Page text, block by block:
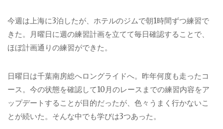
今週は上海に3泊したが、ホテルのジムで朝1時間ずつ練習で
きた。月曜日に週の練習計画を立てて毎日確認することで、
ほぼ計画通りの練習ができた。
日曜日は千葉南房総へロングライドへ。昨年何度も走ったコ
ース。今の状態を確認して10 月のレースまでの練習内容をア
ップデートすることが目的だったが、色々うまく行かないこ
とが続いた。そんな中でも学びは3つあった。